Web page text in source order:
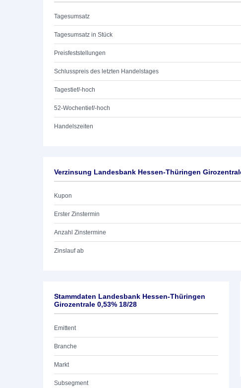
Tagesumsatz
Tagesumsatz in Stück
Preisfeststellungen
Schlusspreis des letzten Handelstages
Tagestief/-hoch
52-Wochentief/-hoch
Handelszeiten
Verzinsung Landesbank Hessen-Thüringen
Kupon
Erster Zinstermin
Anzahl Zinstermine
Zinslauf ab
Stammdaten Landesbank Hessen-Thüringen
Girozentrale 0,53% 18/28
Emittent
Branche
Markt
Subsegment